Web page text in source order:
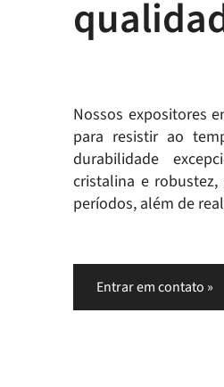
Nossos expositores
para resistir ao
durabilidade
cristalina e
períodos, além de
Entrar em contato »